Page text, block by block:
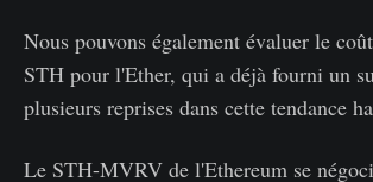
Nous pouvons également évaluer le
STH pour l'Ether, qui a déjà fourni un
plusieurs reprises dans cette tendance
Le STH-MVRV de l'Ethereum se